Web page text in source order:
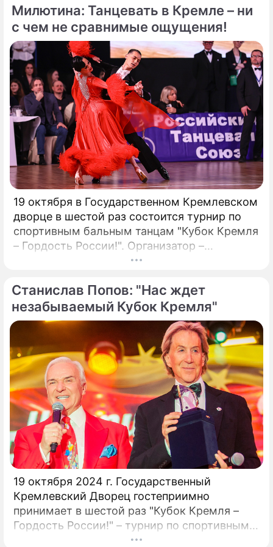
присутствия. Однако наряду с
преимуществами возникают и серьезные
проблемы, особенно в нормативно-
правовой сфере. Понимание этих
препятствий имеет важное значение для
предприятий, рассматривающих
возможность внедрения Биткойна.
Милютина: Танцевать в Кремле – ни
с чем не сравнимые ощущения!
19 октября в Государственном Кремлевском
дворце в шестой раз состоится турнир по
спортивным бальным танцам "Кубок Кремля
– Гордость России!". Организатор –
президент Российского танцевального
народный артист России Станислав Попов.
Станислав Попов: "Нас ждет
незабываемый Кубок Кремля"
19 октября 2024 г. Государственный
Кремлевский Дворец гостеприимно
принимает в шестой раз "Кубок Кремля –
Гордость России!" – турнир по спортивным
бальным танцам! Кубок Кремля – главный